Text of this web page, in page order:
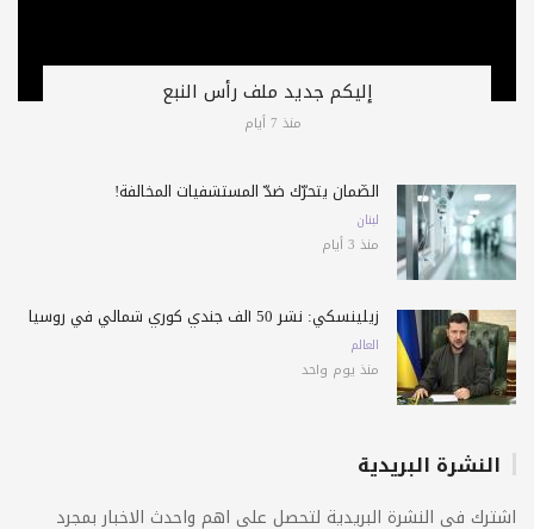
إليكم جديد ملف رأس النبع
منذ 7 أيام
الضّمان يتحرّك ضدّ المستشفيات المخالفة!
لبنان
منذ 3 أيام
زيلينسكي: نشر 50 ألف جندي كوري شمالي في روسيا
العالم
منذ يوم واحد
النشرة البريدية
اشترك فى النشرة البريدية لتحصل على اهم واحدث الاخبار بمجرد